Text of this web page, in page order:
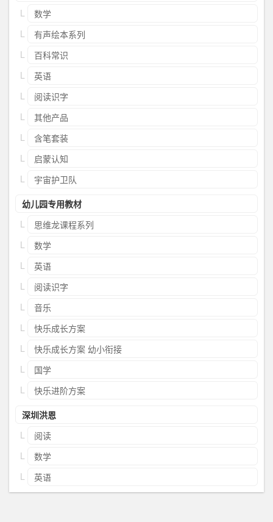
数学
有声绘本系列
百科常识
英语
阅读识字
其他产品
含笔套装
启蒙认知
宇宙护卫队
幼儿园专用教材
思维龙课程系列
数学
英语
阅读识字
音乐
快乐成长方案
快乐成长方案 幼小衔接
国学
快乐进阶方案
深圳洪恩
阅读
数学
英语